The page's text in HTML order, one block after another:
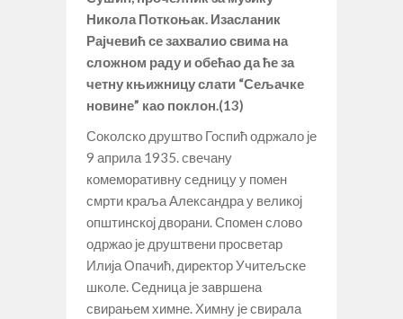
Никола Поткоњак. Изасланик
Рајчевић се захвалио свима на
сложном раду и обећао да ће за
четну књижницу слати “Сељачке
новине” као поклон.(13)
Соколско друштво Госпић одржало је
9 априла 1935. свечану
комеморативну седницу у помен
смрти краља Александра у великој
општинској дворани. Спомен слово
одржао је друштвени просветар
Илија Опачић, директор Учитељске
школе. Седница је завршена
свирањем химне. Химну је свирала